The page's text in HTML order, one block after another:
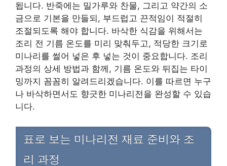
됩니다. 반죽에는 밀가루와 찬물, 그리고 약간의 소
금으로 기본을 만들되, 부드럽고 끈적임이 적절히
조절되도록 해야 합니다. 바삭한 식감을 위해서는
조리 전 기름 온도를 미리 맞춰두고, 적당한 크기로
미나리를 썰어 넣은 후 넣는 것이 중요합니다. 조리
과정의 상세 방법과 함께, 기름 온도와 뒤집는 타이
밍까지 꼼꼼히 알려드리겠습니다. 이를 따르면 누구
나 바삭하면서도 향긋한 미나리전을 완성할 수 있습
니다.
표로 보는 미나리전 재료 준비와 조
리 과정